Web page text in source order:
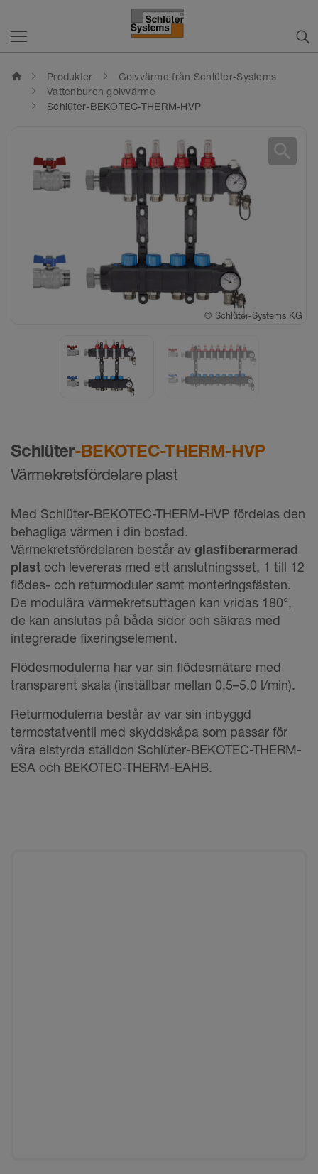
home Produkter
Golvvärme från Schlüter-Systems
Vattenburen golvvärme
Schlüter-BEKOTEC-THERM-HVP
Schlüter-BEKOTEC-THERM-HVP
Värmekretsfördelare plast
Med Schlüter-BEKOTEC-THERM-HVP fördelas den
behagliga värmen i din bostad.
Värmekretsfördelaren består av glasfiberarmerad
plast och levereras med ett anslutningsset, 1 till 12
flödes- och returmoduler samt monteringsfästen.
De modulära värmekretsuttagen kan vridas 180°,
de kan anslutas på båda sidor och säkras med
integrerade fixeringselement.
Flödesmodulerna har var sin flödesmätare med
transparent skala (inställbar mellan 0,5–5,0 l/min).
Returmodulerna består av var sin inbyggd
termostatventil med skyddskåpa som passar för
våra elstyrda ställdon Schlüter-BEKOTEC-THERM-
ESA och BEKOTEC-THERM-EAHB.
© Schlüter-Systems KG
© Schlüter-Systems KG